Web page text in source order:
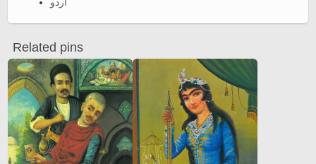
Related pins